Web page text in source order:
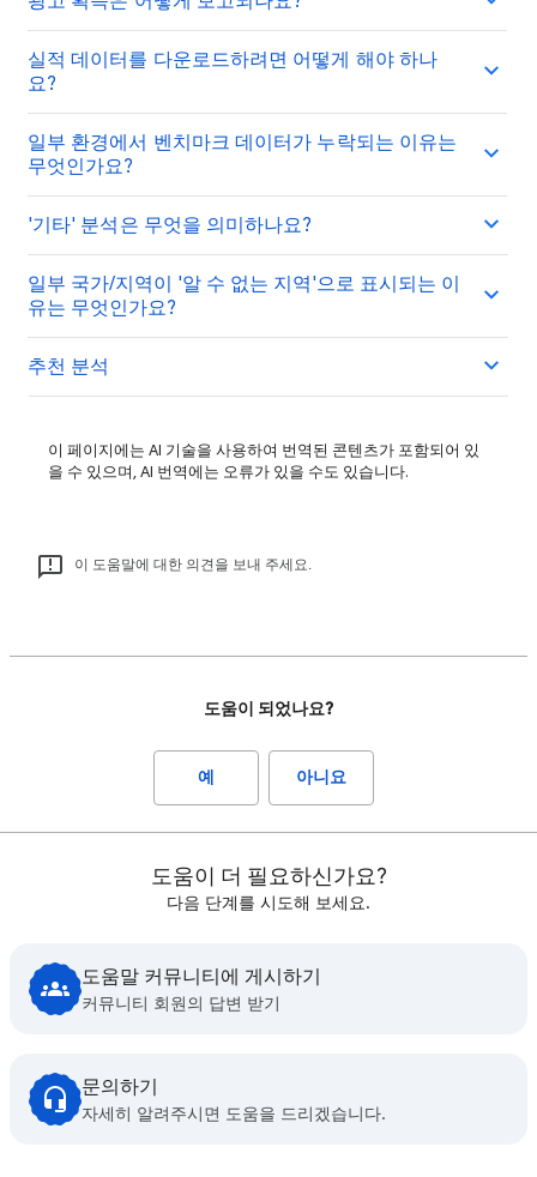
실적 데이터를 다운로드하려면 어떻게 해야 하나
요?
일부 환경에서 벤치마크 데이터가 누락되는 이유는
무엇인가요?
'기타' 분석은 무엇을 의미하나요?
일부 국가/지역이 '알 수 없는 지역'으로 표시되는 이
유는 무엇인가요?
추천 분석
이 페이지에는 AI 기술을 사용하여 번역된 콘텐츠가 포함되어 있
을 수 있으며, AI 번역에는 오류가 있을 수도 있습니다.
이 도움말에 대한 의견을 보내 주세요.
도움이 되었나요?
예 아니요
도움이 더 필요하신가요?
다음 단계를 시도해 보세요.
도움말 커뮤니티에 게시하기
커뮤니티 회원의 답변 받기
문의하기
자세히 알려주시면 도움을 드리겠습니다.